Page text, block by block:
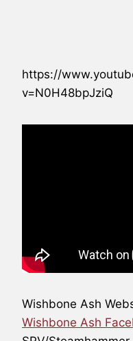
https://
v=N0H48bpJziQ
Wishbone Ash
Wishbone Ash